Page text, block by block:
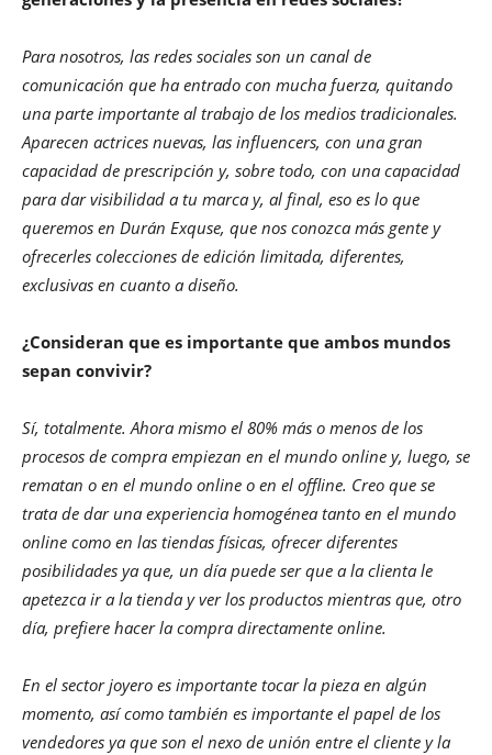
Para nosotros, las redes sociales son un canal de
comunicación que ha entrado con mucha fuerza, quitando
una parte importante al trabajo de los medios tradicionales.
Aparecen actrices nuevas, las influencers, con una gran
capacidad de prescripción y, sobre todo, con una capacidad
para dar visibilidad a tu marca y, al final, eso es lo que
queremos en Durán Exquse, que nos conozca más gente y
ofrecerles colecciones de edición limitada, diferentes,
exclusivas en cuanto a diseño.
¿Consideran que es importante que ambos mundos
sepan convivir?
Sí, totalmente. Ahora mismo el 80% más o menos de los
procesos de compra empiezan en el mundo online y, luego, se
rematan o en el mundo online o en el offline. Creo que se
trata de dar una experiencia homogénea tanto en el mundo
online como en las tiendas físicas, ofrecer diferentes
posibilidades ya que, un día puede ser que a la clienta le
apetezca ir a la tienda y ver los productos mientras que, otro
día, prefiere hacer la compra directamente online.
En el sector joyero es importante tocar la pieza en algún
momento, así como también es importante el papel de los
vendedores ya que son el nexo de unión entre el cliente y la